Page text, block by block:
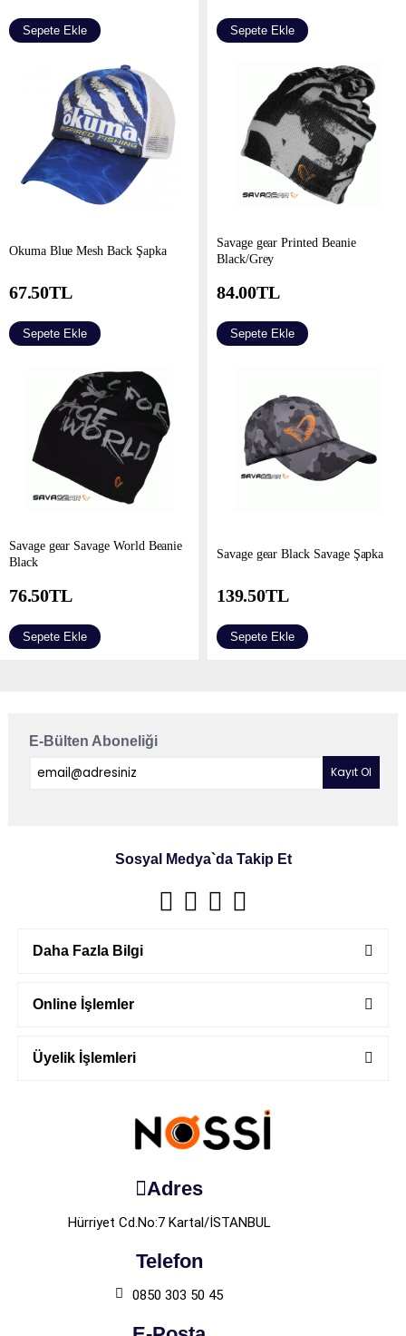
Sepete Ekle Sepete Ekle
Okuma Blue Mesh Back Şapka
67.50TL
Sepete Ekle
Savage gear Printed Beanie
Black/Grey
84.00TL
Sepete Ekle
Savage gear Savage World Beanie
Black
76.50TL
Sepete Ekle
Savage gear Black Savage Şapka
139.50TL
Sepete Ekle
E-Bülten Aboneliği
Sosyal Medya`da Takip Et
Daha Fazla Bilgi
Online İşlemler
Üyelik İşlemleri
Adres
Hürriyet Cd.No:7 Kartal/İSTANBUL
Telefon
0850 303 50 45